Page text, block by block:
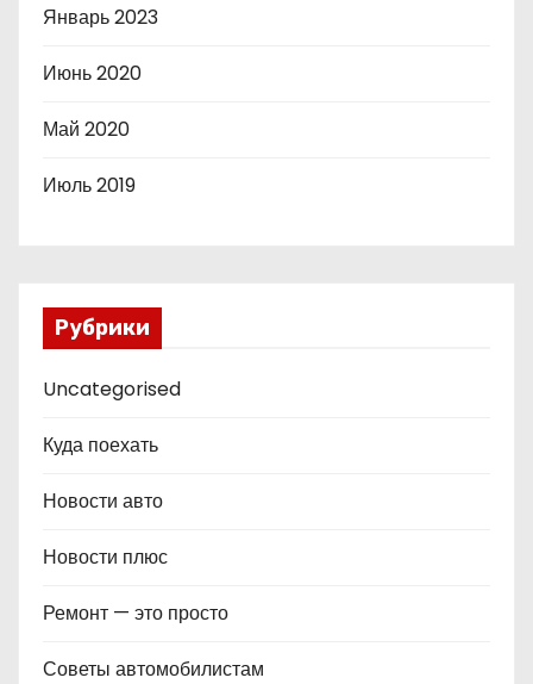
Январь 2023
Июнь 2020
Май 2020
Июль 2019
Рубрики
Uncategorised
Куда поехать
Новости авто
Новости плюс
Ремонт — это просто
Советы автомобилистам